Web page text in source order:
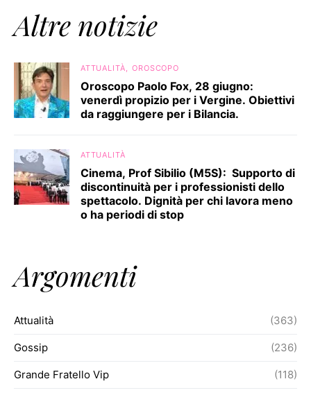
Altre notizie
ATTUALITÀ OROSCOPO
Oroscopo Paolo Fox, 28 giugno:
venerdì propizio per i Vergine. Obiettivi
da raggiungere per i Bilancia.
ATTUALITÀ
Cinema, Prof Sibilio (M5S): Supporto di
discontinuità per i professionisti dello
spettacolo. Dignità per chi lavora meno
o ha periodi di stop
Argomenti
Attualità (363)
Gossip (236)
Grande Fratello Vip (118)